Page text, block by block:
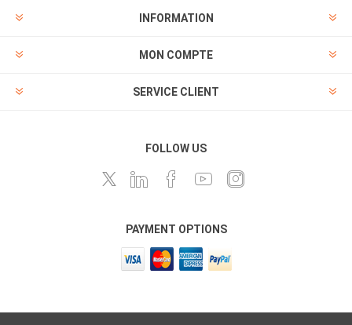
INFORMATION
MON COMPTE
SERVICE CLIENT
FOLLOW US
PAYMENT OPTIONS